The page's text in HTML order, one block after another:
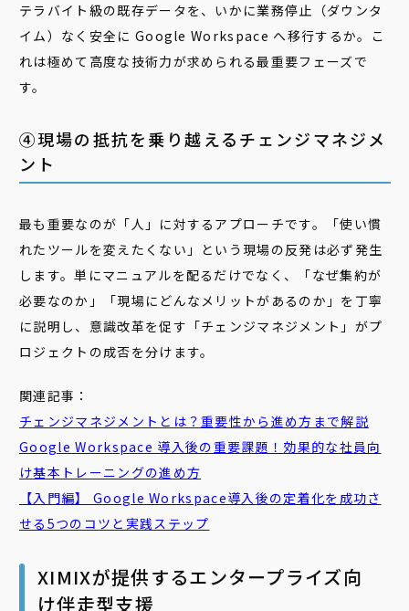
テラバイト級の既存データを、いかに業務停止（ダウンタ
イム）なく安全に Google Workspace へ移行するか。こ
れは極めて高度な技術力が求められる最重要フェーズで
す。
④現場の抵抗を乗り越えるチェンジマネジメ
ント
最も重要なのが「人」に対するアプローチです。「使い慣
れたツールを変えたくない」という現場の反発は必ず発生
します。単にマニュアルを配るだけでなく、「なぜ集約が
必要なのか」「現場にどんなメリットがあるのか」を丁寧
に説明し、意識改革を促す「チェンジマネジメント」がプ
ロジェクトの成否を分けます。
関連記事：
チェンジマネジメントとは？重要性から進め方まで解説
Google Workspace 導入後の重要課題！効果的な社員向
け基本トレーニングの進め方
【入門編】 Google Workspace導入後の定着化を成功さ
せる5つのコツと実践ステップ
XIMIXが提供するエンタープライズ向
け伴走型支援